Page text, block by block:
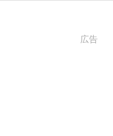
広告